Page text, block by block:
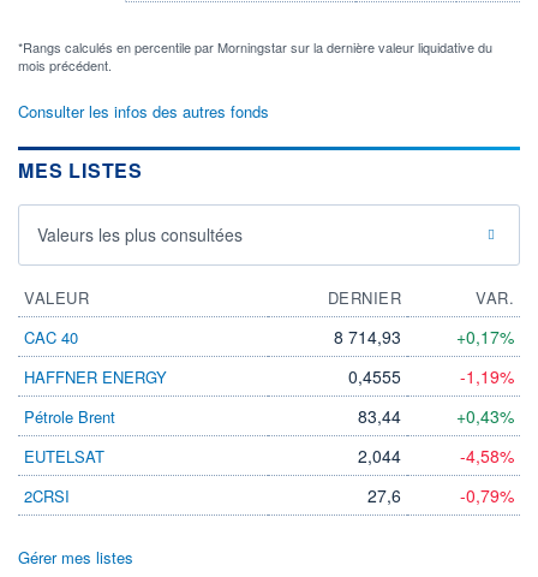
*Rangs calculés en percentile par Morningstar sur la dernière valeur liquidative du
mois précédent.
Consulter les infos des autres fonds
MES LISTES
Valeurs les plus consultées
VALEUR DERNIER
VAR.
CAC 40
8 714,93 +0,17%
HAFFNER ENERGY 0,4555 -1,19%
Pétrole Brent 83,44 +0,43%
EUTELSAT 2,044 -4,58%
2CRSI 27,6 -0,79%
Gérer mes listes